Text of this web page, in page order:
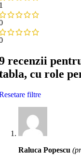
recenzii
cu role
filtre
Raluca Popescu